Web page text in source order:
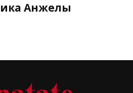
Анжелы